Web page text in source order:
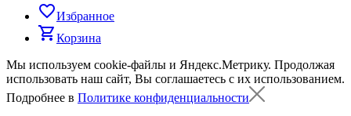
favorite_borderИзбранное
shopping_cartКорзина
Мы используем cookie-файлы и Яндекс.Метрику. Продолжая
использовать наш сайт, Вы соглашаетесь с их использованием.
Подробнее в Политике конфиденциальности